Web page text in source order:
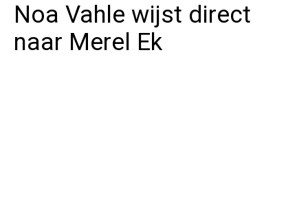
Noa Vahle wijst direct
naar Merel Ek